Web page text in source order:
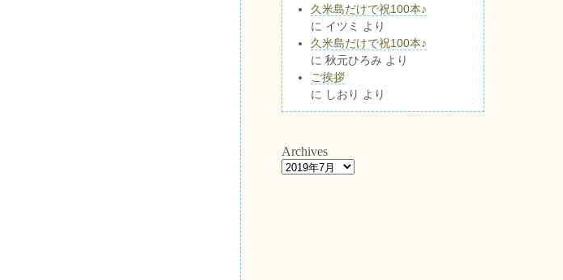
久米島だけで祝100本♪
に イツミ
より
久米島だけで祝100本♪
に 秋元ひろみ より
ご挨拶
に しおり より
Archives